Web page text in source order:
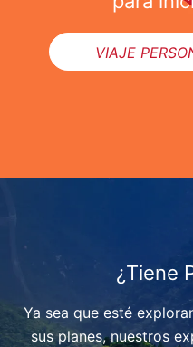
VIAJE
¿Tiene
Ya sea que esté
sus planes, nuestros